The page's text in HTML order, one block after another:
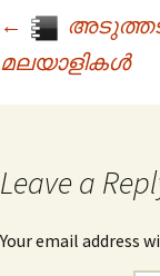
←
മലയാളികൾ
Leave a
Your email address